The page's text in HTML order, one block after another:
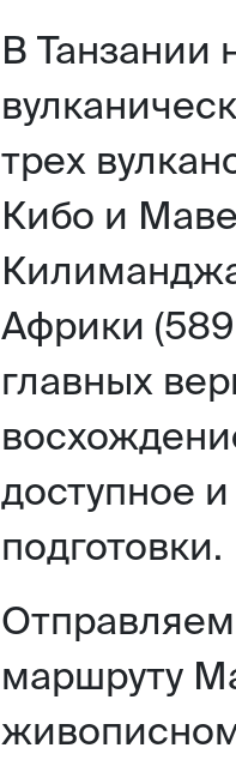
В Танзании
трех
Кибо и
Африки
главных
доступное
подготовки.
маршруту